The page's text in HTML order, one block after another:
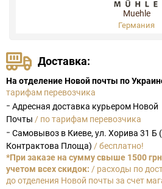
Muehle
Германия
Доставка:
На отделение Новой почты по
тарифам перевозчика
- Адресная доставка курьером Новой
Почты / по тарифам перевозчика
- Самовывоз в Киеве, ул. Хорива 31 Б
Контрактова Площа) / бесплатно!
*При заказе на сумму свыше 1500
учетом всех скидок: / расходы по
до отделения Новой почты за счет